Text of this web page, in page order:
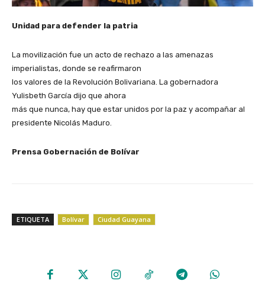
Unidad para defender la patria
La movilización fue un acto de rechazo a las amenazas
imperialistas, donde se reafirmaron
los valores de la Revolución Bolivariana. La gobernadora
Yulisbeth García dijo que ahora
más que nunca, hay que estar unidos por la paz y acompañar al
presidente Nicolás Maduro.
Prensa Gobernación de Bolívar
ETIQUETA Bolívar Ciudad Guayana